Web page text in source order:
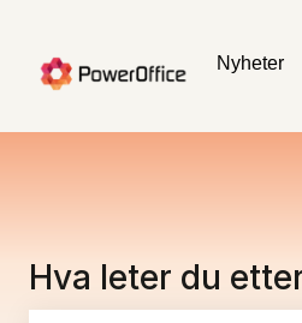
Nyheter
Hva leter du